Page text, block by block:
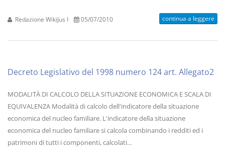
Redazione WikiJus I 05/07/2010 continua a leggere
Decreto Legislativo del 1998 numero 124 art. Allegato2
MODALITÀ DI CALCOLO DELLA SITUAZIONE ECONOMICA E SCALA DI
EQUIVALENZA Modalità di calcolo dell'indicatore della situazione
economica del nucleo familiare. L'indicatore della situazione
economica del nucleo familiare si calcola combinando i redditi ed i
patrimoni di tutti i componenti, calcolati...